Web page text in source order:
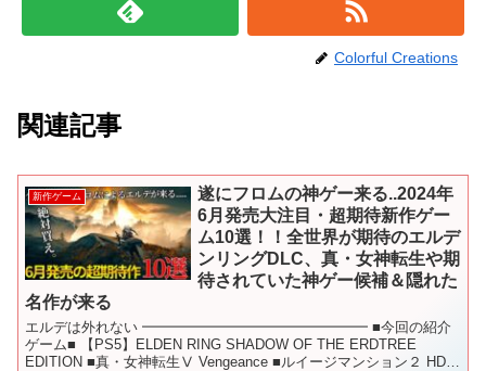
Colorful Creations
関連記事
新作ゲーム
遂にフロムの神ゲー来る..2024年
6月発売大注目・超期待新作ゲー
ム10選！！全世界が期待のエルデ
ンリングDLC、真・女神転生や期
待されていた神ゲー候補＆隠れた
名作が来る
エルデは外れない ━━━━━━━━━━━━━━━━ ■今回の紹介
ゲーム■ 【PS5】ELDEN RING SHADOW OF THE ERDTREE
EDITION ■真・女神転生Ⅴ Vengeance ■ルイージマンション２ HD